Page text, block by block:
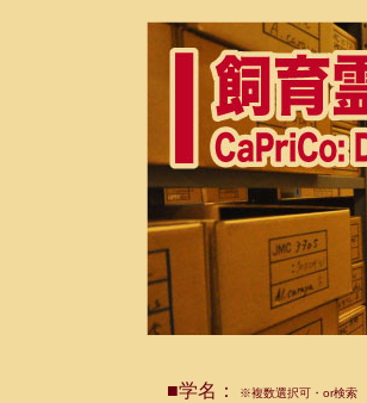
■学名： ※複数選択可・or検索